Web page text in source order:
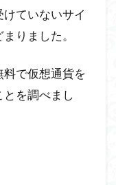
ていないサイ
りました。
で仮想通貨を
を調べまし